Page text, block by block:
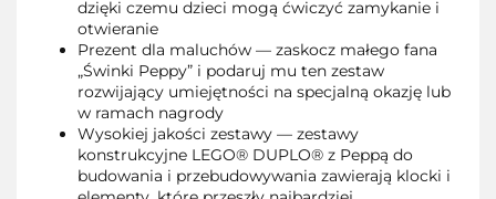
dzięki czemu dzieci mogą ćwiczyć zamykanie i
otwieranie
Prezent dla maluchów — zaskocz małego fana
„Świnki Peppy” i podaruj mu ten zestaw
rozwijający umiejętności na specjalną okazję lub
w ramach nagrody
Wysokiej jakości zestawy — zestawy
konstrukcyjne LEGO® DUPLO® z Peppą do
budowania i przebudowywania zawierają klocki i